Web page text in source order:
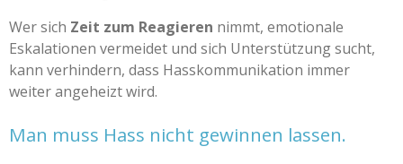
Wer sich Zeit zum Reagieren nimmt, emotionale
Eskalationen vermeidet und sich Unterstützung sucht,
kann verhindern, dass Hasskommunikation immer
weiter angeheizt wird.
Man muss Hass nicht gewinnen lassen.